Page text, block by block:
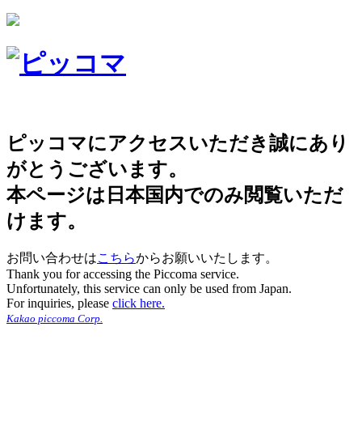
ピッコマにアクセスいただき誠にあり
がとうございます。
本ページは日本国内でのみ閲覧いただ
けます。
お問い合わせはこちらからお願いいたします。
Thank you for accessing the Piccoma service.
Unfortunately, this service can only be used from Japan.
For inquiries, please click here.
Kakao piccoma Corp.